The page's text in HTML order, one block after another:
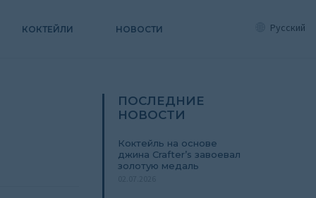
КОКТЕЙЛИ НОВОСТИ
Русский
ПОСЛЕДНИЕ
НОВОСТИ
Коктейль на основе
джина Crafter’s завоевал
золотую медаль